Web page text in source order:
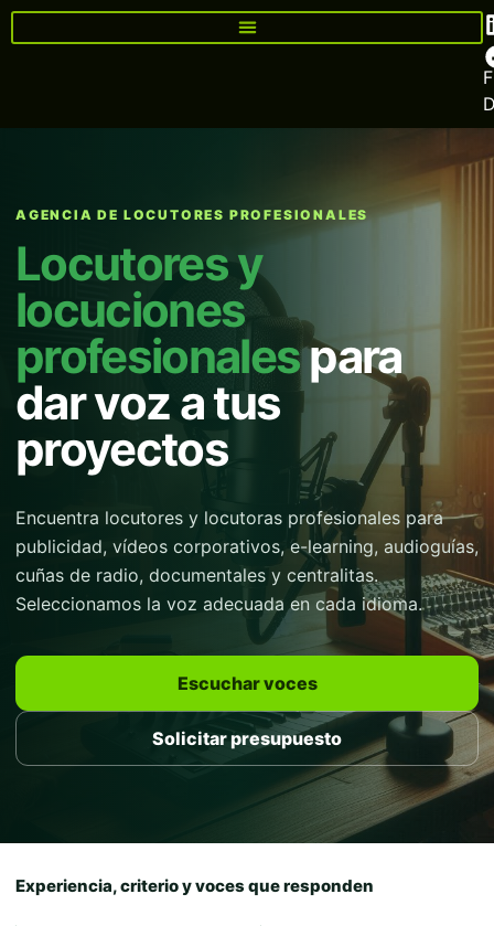
AGENCIA DE LOCUTORES PROFESIONALES
Locutores y
locuciones
profesionalespara
dar voz a tus
proyectos
Encuentra locutores y locutoras profesionales para
publicidad, vídeos corporativos, e-learning, audioguías,
cuñas de radio, documentales y centralitas.
Seleccionamos la voz adecuada en cada idioma.
Escuchar voces
Solicitar presupuesto
Experiencia, criterio y voces que responden